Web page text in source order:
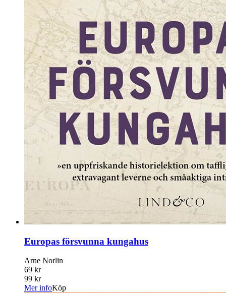
Europas försvunna kungahus
Arne Norlin
69 kr
99 kr
Mer infoKöp